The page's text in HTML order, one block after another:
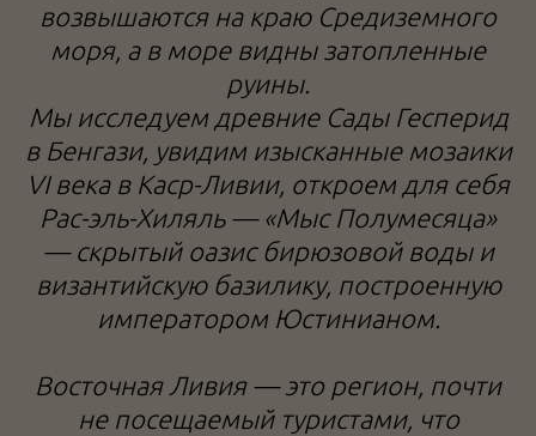
возвышаются на краю Средиземного
моря, а в море видны затопленные
руины.
Мы исследуем древние Сады Гесперид
в Бенгази, увидим изысканные мозаики
VI века в Каср-Ливии, откроем для себя
Рас-эль-Хиляль — «Мыс Полумесяца»
— скрытый оазис бирюзовой воды и
византийскую базилику, построенную
императором Юстинианом.
Восточная Ливия — это регион, почти
не посещаемый туристами, что